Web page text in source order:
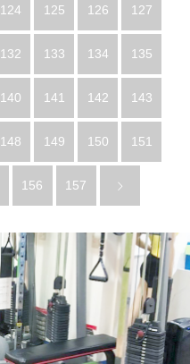
124 125 126 127
132 133 134 135
140 141 142 143
148 149 150 151
156 157